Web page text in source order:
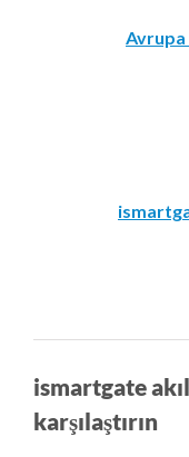
ismartgate
karşılaştırın